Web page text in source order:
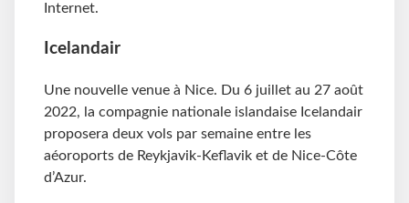
Internet.
Icelandair
Une nouvelle venue à Nice. Du 6 juillet au 27 août
2022, la compagnie nationale islandaise Icelandair
proposera deux vols par semaine entre les
aéoroports de Reykjavik-Keflavik et de Nice-Côte
d’Azur.